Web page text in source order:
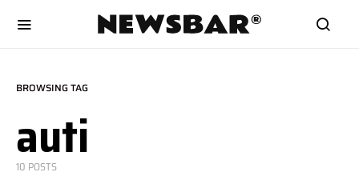
BROWSING TAG
auti
10 POSTS